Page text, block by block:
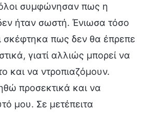
συμφώνησαν πως η
ήταν σωστή. Ένιωσα τόσο
σκέφτηκα πως δεν θα έπρεπε
γιατί αλλιώς μπορεί να
και να ντροπιαζόμουν.
προσεκτικά και να
μου. Σε μετέπειτα